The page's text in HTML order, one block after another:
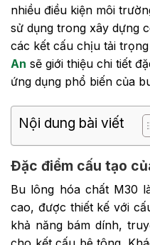
nhiều điều kiện môi
sử dụng trong xây dựng
các kết cấu chịu tải
An sẽ giới thiệu chi tiết
ứng dụng phổ biến của
Nội dung bài viết
Đặc điểm cấu tạo
Bu lông hóa chất M30
cao, được thiết kế với
khả năng bám dính,